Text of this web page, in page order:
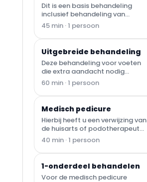
Dit is een basis behandeling
inclusief behandeling van
schimmelnagels,
eelt/kloven/likdoorns of een
ingegroeide nagel.
45 min · 1 persoon
Uitgebreide behandeling
Deze behandeling voor voeten
die extra aandacht nodig
hebben.
60 min · 1 persoon
Medisch pedicure
Hierbij heeft u een verwijzing van
de huisarts of podotherapeut
nodig.
40 min · 1 persoon
1-onderdeel behandelen
Voor de medisch pedicure